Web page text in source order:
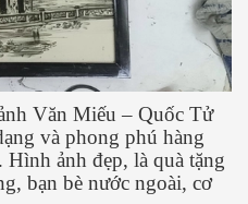
Văn Miếu – Quốc Tử
và phong phú hàng
ảnh đẹp, là quà tặng
bạn bè nước ngoài, cơ